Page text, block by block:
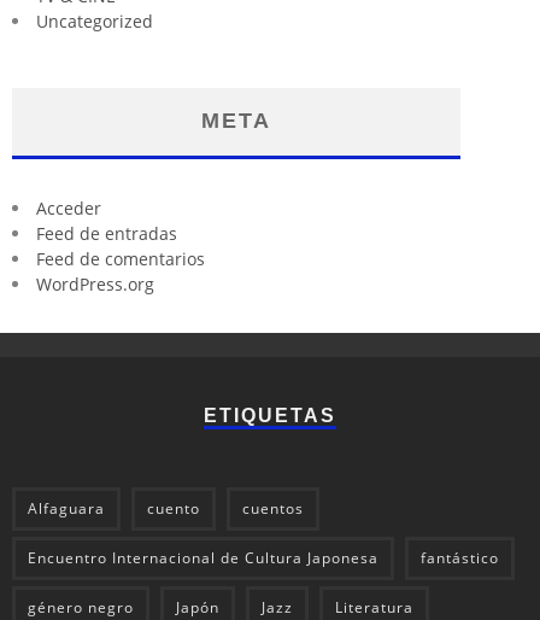
Uncategorized
META
Acceder
Feed de entradas
Feed de comentarios
WordPress.org
ETIQUETAS
Alfaguara cuento cuentos
Encuentro Internacional de Cultura Japonesa fantástico
género negro Japón Jazz Literatura